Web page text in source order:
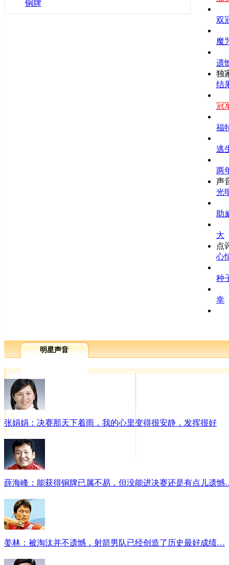
铜牌
双
魔
遗
独
结
冠
福
逃
两
声
光
助
大
点
心
种
幸
明星声音
张娟娟：决赛那天下着雨，我的心里变得很安静，发挥很好
薛海峰：能获得铜牌已属不易，但没能进决赛还是有点儿遗
姜林：被淘汰并不遗憾，射箭男队已经创造了历史最好成绩…